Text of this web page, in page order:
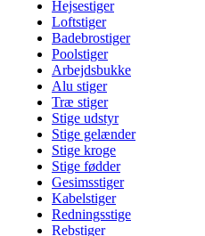
Hejsestiger
Loftstiger
Badebrostiger
Poolstiger
Arbejdsbukke
Alu stiger
Træ stiger
Stige udstyr
Stige gelænder
Stige kroge
Stige fødder
Gesimsstiger
Kabelstiger
Redningsstige
Rebstiger